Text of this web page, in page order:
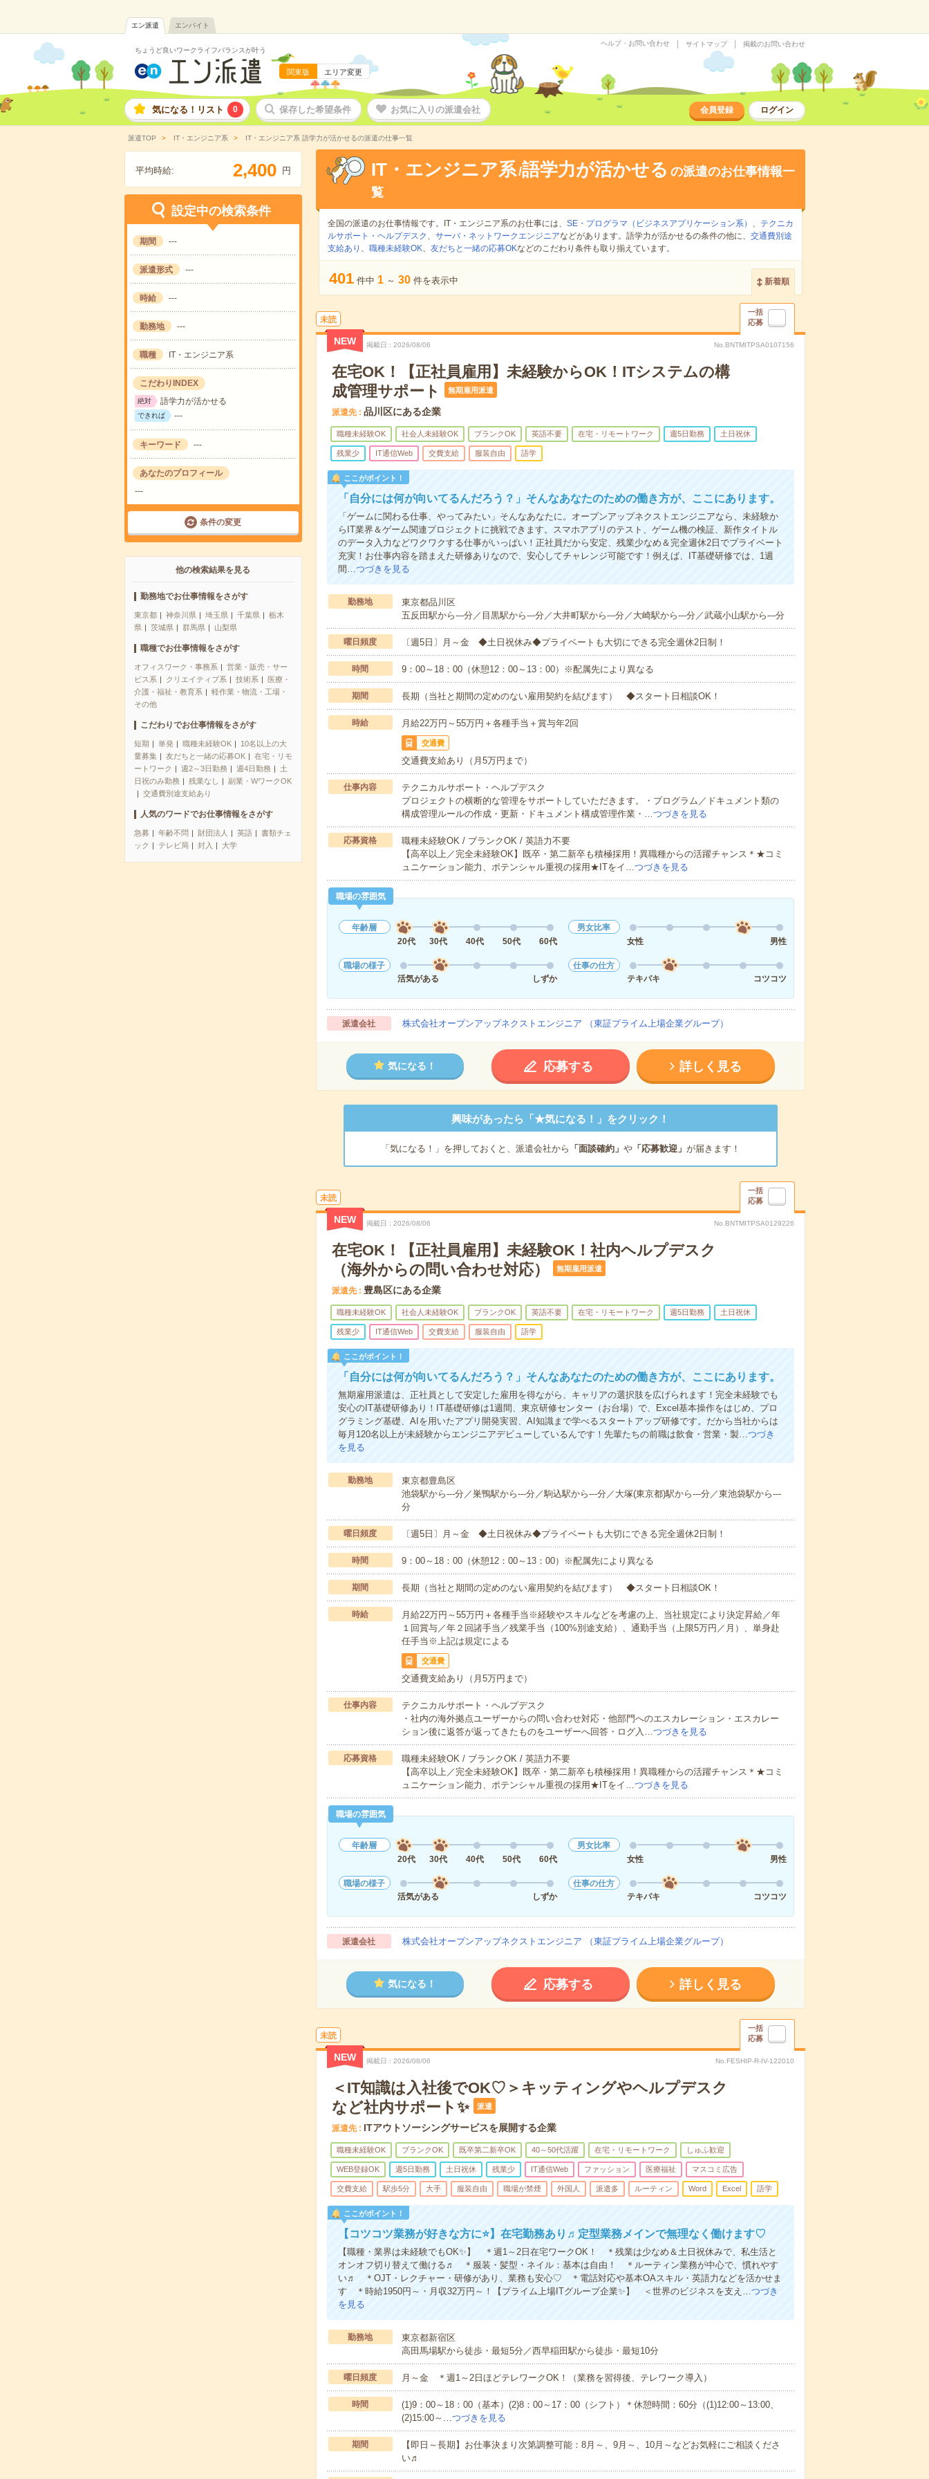
エン派遣 エンバイト
ちょうど良いワークライフバランスが叶う
関東版 エリア変更
ヘルプ・お問い合わせ サイトマップ 掲載のお問い合わせ
気になる！リスト 0 保存した希望条件 お気に入りの派遣会社 会員登録 ログイン
派遣TOP IT・エンジニア系 IT・エンジニア系 語学力が活かせるの派遣の仕事一覧
平均時給: 2,400 円
設定中の検索条件
期間 ---
派遣形式 ---
時給 ---
勤務地 ---
職種 IT・エンジニア系
こだわりINDEX
絶対 語学力が活かせる
できれば ---
キーワード ---
あなたのプロフィール
---
条件の変更
他の検索結果を見る
勤務地でお仕事情報をさがす
東京都 神奈川県 埼玉県 千葉県
栃木
県
茨城県 群馬県 山梨県
職種でお仕事情報をさがす
オフィスワーク・事務系
営業・販売・サー
ビス系
クリエイティブ系 技術系
医療・
介護・福祉・教育系
軽作業・物流・工場・
その他
こだわりでお仕事情報をさがす
短期 単発 職種未経験OK
10名以上の大
量募集
友だちと一緒の応募OK
在宅・リモ
ートワーク
週2～3日勤務 週4日勤務
土
日祝のみ勤務
残業なし
副業・WワークOK
交通費別途支給あり
人気のワードでお仕事情報をさがす
急募 年齢不問 財団法人 英語
書類チェ
ック
テレビ局 封入 大学
IT・エンジニア系/語学力が活かせる の派遣のお仕事情報一
覧
全国の派遣のお仕事情報です。IT・エンジニア系のお仕事には、 SE・プログラマ（ビジネスアプリケーション系） 、
テクニカ
ルサポート・ヘルプデスク 、 サーバ・ネットワークエンジニアなどがあります。語学力が活かせるの条件の他に、 交通費別途
支給あり 、 職種未経験OK、 友だちと一緒の応募OKなどのこだわり条件も取り揃えています。
401 件中 1 ～ 30 件を表示中 新着順
未読
一括
応募
NEW 掲載日 2026/08/06 No.BNTMITPSA0107156
在宅OK！【正社員雇用】未経験からOK！ITシステムの構
成管理サポート
無期雇用派遣
派遣先 品川区にある企業
職種未経験OK 社会人未経験OK ブランクOK 英語不要 在宅・リモートワーク 週5日勤務 土日祝休
残業少 IT通信Web 交費支給 服装自由 語学
ここがポイント！
「自分には何が向いてるんだろう？」そんなあなたのための働き方が、ここにあります。
「ゲームに関わる仕事、やってみたい」そんなあなたに。オープンアップネクストエンジニアなら、未経験か
らIT業界＆ゲーム関連プロジェクトに挑戦できます。スマホアプリのテスト、ゲーム機の検証、新作タイトル
のデータ入力などワクワクする仕事がいっぱい！正社員だから安定、残業少なめ＆完全週休2日でプライベート
充実！お仕事内容を踏まえた研修ありなので、安心してチャレンジ可能です！例えば、IT基礎研修では、1週
間…つづきを見る
勤務地
東京都品川区
五反田駅から---分／目黒駅から---分／大井町駅から---分／大崎駅から---分／武蔵小山駅から---分
曜日頻度 〔週5日〕月～金 ◆土日祝休み◆プライベートも大切にできる完全週休2日制！
時間 9：00～18：00（休憩12：00～13：00）※配属先により異なる
期間 長期（当社と期間の定めのない雇用契約を結びます） ◆スタート日相談OK！
時給 月給22万円～55万円＋各種手当＋賞与年2回
交通費
交通費支給あり（月5万円まで）
仕事内容
テクニカルサポート・ヘルプデスク
プロジェクトの横断的な管理をサポートしていただきます。・プログラム／ドキュメント類の
構成管理ルールの作成・更新・ドキュメント構成管理作業・…つづきを見る
応募資格
職種未経験OK / ブランクOK / 英語力不要
【高卒以上／完全未経験OK】既卒・第二新卒も積極採用！異職種からの活躍チャンス＊★コミ
ュニケーション能力、ポテンシャル重視の採用★ITをイ…つづきを見る
職場の雰囲気
年齢層
20代
30代 40代 50代 60代
男女比率
女性
男性
職場の様子
活気がある
しずか
仕事の仕方
テキパキ
コツコツ
派遣会社 株式会社オープンアップネクストエンジニア （東証プライム上場企業グループ）
気になる！ 応募する 詳しく見る
興味があったら「★気になる！」をクリック！
「気になる！」を押しておくと、派遣会社から 「面談確約」 や「応募歓迎」 が届きます！
未読
一括
応募
NEW 掲載日 2026/08/06 No.BNTMITPSA0129226
在宅OK！【正社員雇用】未経験OK！社内ヘルプデスク
（海外からの問い合わせ対応）
無期雇用派遣
派遣先 豊島区にある企業
職種未経験OK 社会人未経験OK ブランクOK 英語不要 在宅・リモートワーク 週5日勤務 土日祝休
残業少 IT通信Web 交費支給 服装自由 語学
ここがポイント！
「自分には何が向いてるんだろう？」そんなあなたのための働き方が、ここにあります。
無期雇用派遣は、正社員として安定した雇用を得ながら、キャリアの選択肢を広げられます！完全未経験でも
安心のIT基礎研修あり！IT基礎研修は1週間、東京研修センター（お台場）で、Excel基本操作をはじめ、プロ
グラミング基礎、AIを用いたアプリ開発実習、AI知識まで学べるスタートアップ研修です。だから当社からは
毎月120名以上が未経験からエンジニアデビューしているんです！先輩たちの前職は飲食・営業・製…つづき
を見る
勤務地
東京都豊島区
池袋駅から---分／巣鴨駅から---分／駒込駅から---分／大塚(東京都)駅から---分／東池袋駅から---
分
曜日頻度 〔週5日〕月～金 ◆土日祝休み◆プライベートも大切にできる完全週休2日制！
時間 9：00～18：00（休憩12：00～13：00）※配属先により異なる
期間 長期（当社と期間の定めのない雇用契約を結びます） ◆スタート日相談OK！
時給
月給22万円～55万円＋各種手当※経験やスキルなどを考慮の上、当社規定により決定昇給／年
１回賞与／年２回諸手当／残業手当（100%別途支給）、通勤手当（上限5万円／月）、単身赴
任手当※上記は規定による
交通費
交通費支給あり（月5万円まで）
仕事内容
テクニカルサポート・ヘルプデスク
・社内の海外拠点ユーザーからの問い合わせ対応・他部門へのエスカレーション・エスカレー
ション後に返答が返ってきたものをユーザーへ回答・ログ入…つづきを見る
応募資格
職種未経験OK / ブランクOK / 英語力不要
【高卒以上／完全未経験OK】既卒・第二新卒も積極採用！異職種からの活躍チャンス＊★コミ
ュニケーション能力、ポテンシャル重視の採用★ITをイ…つづきを見る
職場の雰囲気
年齢層
20代
30代 40代 50代 60代
男女比率
女性
男性
職場の様子
活気がある
しずか
仕事の仕方
テキパキ
コツコツ
派遣会社 株式会社オープンアップネクストエンジニア （東証プライム上場企業グループ）
気になる！ 応募する 詳しく見る
未読
一括
応募
NEW 掲載日 2026/08/06 No.FESHIP-R-IV-122010
＜IT知識は入社後でOK♡＞キッティングやヘルプデスク
など社内サポート✨
派遣
派遣先 ITアウトソーシングサービスを展開する企業
職種未経験OK ブランクOK 既卒第二新卒OK 40～50代活躍 在宅・リモートワーク しゅふ歓迎
WEB登録OK 週5日勤務 土日祝休 残業少 IT通信Web ファッション 医療福祉 マスコミ広告
交費支給 駅歩5分 大手 服装自由 職場が禁煙 外国人 派遣多 ルーティン Word Excel 語学
ここがポイント！
【コツコツ業務が好きな方に⭐】在宅勤務あり♬定型業務メインで無理なく働けます♡
【職種・業界は未経験でもOK✨】 ＊週1～2日在宅ワークOK！ ＊残業は少なめ＆土日祝休みで、私生活と
オンオフ切り替えて働ける♬ ＊服装・髪型・ネイル：基本は自由！ ＊ルーティン業務が中心で、慣れやす
い♬ ＊OJT・レクチャー・研修があり、業務も安心♡ ＊電話対応や基本OAスキル・英語力などを活かせま
す ＊時給1950円～・月収32万円～！【プライム上場ITグループ企業✨】 ＜世界のビジネスを支え…つづき
を見る
勤務地
東京都新宿区
高田馬場駅から徒歩・最短5分／西早稲田駅から徒歩・最短10分
曜日頻度 月～金 ＊週1～2日ほどテレワークOK！（業務を習得後、テレワーク導入）
時間
(1)9：00～18：00（基本）(2)8：00～17：00（シフト）＊休憩時間：60分（(1)12:00～13:00、
(2)15:00～…つづきを見る
期間
【即日～長期】お仕事決まり次第調整可能：8月～、9月～、10月～などお気軽にご相談くださ
い♬